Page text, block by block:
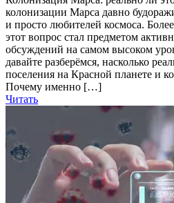
колонизации Марса давно
и просто любителей космоса.
этот вопрос стал предметом
обсуждений на самом высоком
давайте разберёмся, насколько
поселения на Красной планете и
Почему именно […]
Читать